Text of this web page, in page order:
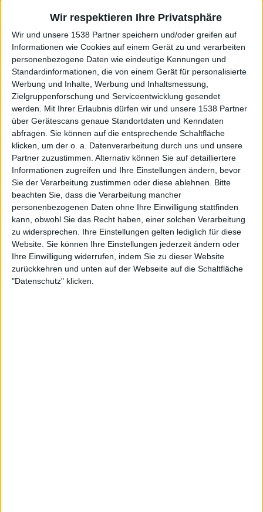
Wir respektieren Ihre Privatsphäre
Wir und unsere 1538 Partner speichern und/oder greifen auf
Informationen wie Cookies auf einem Gerät zu und verarbeiten
personenbezogene Daten wie eindeutige Kennungen und
Standardinformationen, die von einem Gerät für personalisierte
Werbung und Inhalte, Werbung und Inhaltsmessung,
Zielgruppenforschung und Serviceentwicklung gesendet
werden. Mit Ihrer Erlaubnis dürfen wir und unsere 1538 Partner
über Gerätescans genaue Standortdaten und Kenndaten
abfragen. Sie können auf die entsprechende Schaltfläche
klicken, um der o. a. Datenverarbeitung durch uns und unsere
Partner zuzustimmen. Alternativ können Sie auf detailliertere
Informationen zugreifen und Ihre Einstellungen ändern, bevor
Sie der Verarbeitung zustimmen oder diese ablehnen. Bitte
beachten Sie, dass die Verarbeitung mancher
personenbezogenen Daten ohne Ihre Einwilligung stattfinden
kann, obwohl Sie das Recht haben, einer solchen Verarbeitung
zu widersprechen. Ihre Einstellungen gelten lediglich für diese
Website. Sie können Ihre Einstellungen jederzeit ändern oder
Ihre Einwilligung widerrufen, indem Sie zu dieser Website
zurückkehren und unten auf der Webseite auf die Schaltfläche
"Datenschutz" klicken.
Die Wahrheit und die Götter des Metal kommen aus der
Vergangenheit.
Ihr habt noch nicht sehr oft außerhalb von Finnland
gespielt. Wird sich das mit dem neuen Album ändern?
Vielleicht, kann sein, hängt davon ab, ob wir Interesse
haben, eine Tour zu fahren. Im Moment haben wir kein
Interesse.
Die Gigs in Eurer Heimat sind allerdings recht zahlreich,
daher nehme ich an, Ihr spielt grundsätzlich gern live?
Ja, tun wir, aber nicht mehr im Moment. Wir wollen
erstmal keine Gigs spielen, vielleicht nie wieder.
Was steht als nächstes für URN an? Bitte gebt uns einen
kleinen Ausblick in die Zukunft.
Einige Songs sind fertig, aber im Moment denken wir URN
ist am Ende. Oder vielleicht machen wir noch ein Album.